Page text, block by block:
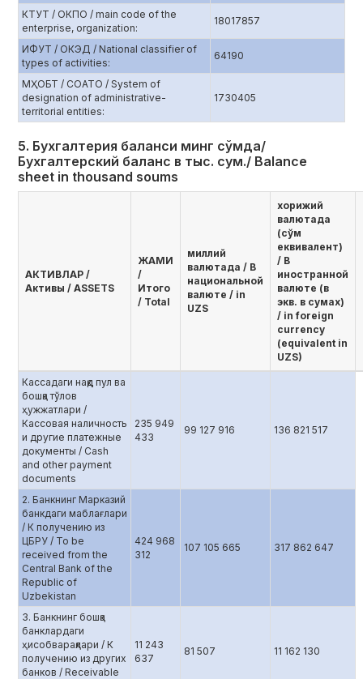
КТУТ / ОКПО / main code of the
enterprise, organization:
18017857
ИФУТ / ОКЭД / National classifier of
types of activities:
64190
МҲОБТ / СОАТО / System of
designation of administrative-
territorial entities:
1730405
5. Бухгалтерия баланси минг сўмда/
Бухгалтерский баланс в тыс. сум./ Balance
sheet in thousand soums
AКТИВЛАР /
Активы / ASSETS
ЖАМИ
/
Итого
/ Total
миллий
валютада / В
национальной
валюте / in
UZS
хорижий
валютада
(сўм
еквивалент)
/ В
иностранной
валюте (в
экв. в сумах)
/ in foreign
currency
(equivalent in
UZS)
Кассадаги нақд пул ва
бошқа тўлов
ҳужжатлари /
Кассовая наличность
и другие платежные
документы / Cash
and other payment
documents
235 949
433
99 127 916 136 821 517
2. Банкнинг Марказий
банкдаги маблағлари
/ К получению из
ЦБРУ / To be
received from the
Central Bank of the
Republic of
Uzbekistan
424 968
312
107 105 665 317 862 647
3. Банкнинг бошқа
банклардаги
ҳисобварақлари / К
получению из других
банков / Receivable
11 243
637
81 507 11 162 130